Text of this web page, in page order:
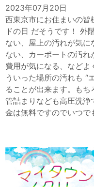
2023年07月20日
西東京市にお住まいの
ドの日 だそうです！ 外
ない、屋上の汚れが気
ない、カーポートの汚
費用が気になる、など
ういった場所の汚れも “
ることが出来ます。も
管詰まりなども高圧洗
金は無料ですのでいつで